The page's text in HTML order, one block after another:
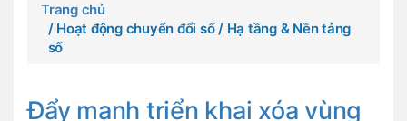
Trang chủ
/ Hoạt động chuyển đổi số/ Hạ tầng & Nền tảng
số
Đẩy mạnh triển khai xóa vùng